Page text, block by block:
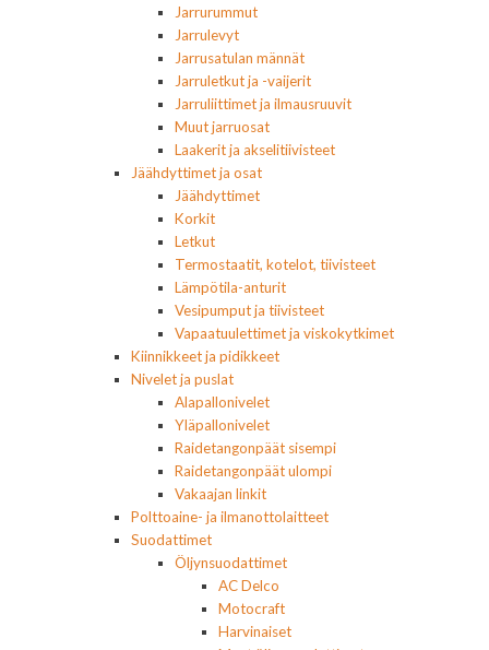
Jarrurummut
Jarrulevyt
Jarrusatulan männät
Jarruletkut ja -vaijerit
Jarruliittimet ja ilmausruuvit
Muut jarruosat
Laakerit ja akselitiivisteet
Jäähdyttimet ja osat
Jäähdyttimet
Korkit
Letkut
Termostaatit, kotelot, tiivisteet
Lämpötila-anturit
Vesipumput ja tiivisteet
Vapaatuulettimet ja viskokytkimet
Kiinnikkeet ja pidikkeet
Nivelet ja puslat
Alapallonivelet
Yläpallonivelet
Raidetangonpäät sisempi
Raidetangonpäät ulompi
Vakaajan linkit
Polttoaine- ja ilmanottolaitteet
Suodattimet
Öljynsuodattimet
AC Delco
Motocraft
Harvinaiset